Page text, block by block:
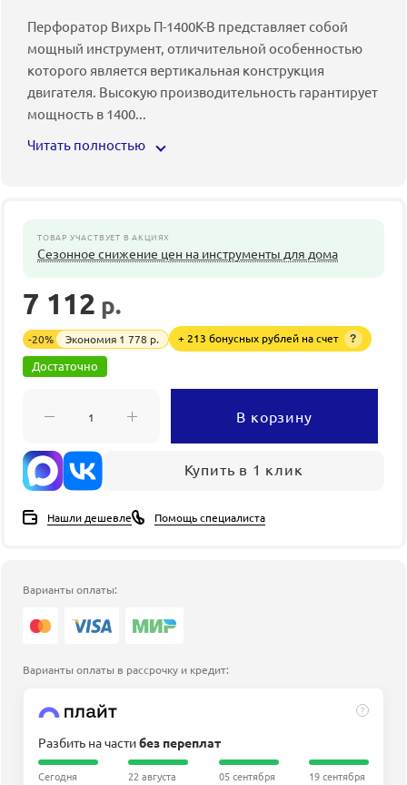
Перфоратор Вихрь П-1400К-В представляет собой
мощный инструмент, отличительной особенностью
которого является вертикальная конструкция
двигателя. Высокую производительность гарантирует
мощность в 1400...
Читать полностью
ТОВАР УЧАСТВУЕТ В АКЦИЯХ
Сезонное снижение цен на инструменты для дома
7 112 р.
-20% Экономия 1 778 р. + 213 бонусных рублей на счет ?
Достаточно
В корзину
Купить в 1 клик
Нашли дешевле Помощь специалиста
Варианты оплаты:
Варианты оплаты в рассрочку и кредит:
?
Разбить на частибез переплат
Сегодня 22 августа 05 сентября 19 сентября